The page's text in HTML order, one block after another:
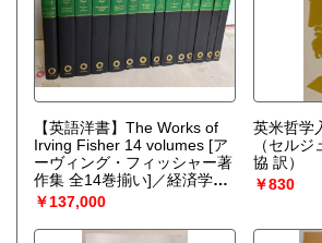
【英語洋書】The Works of
Irving Fisher 14 volumes [ア
ーヴィング・フィッシャー著
作集 全14巻揃い]／経済学
（Irving Fisher, edited by
William J. Barber）
￥137,000
英米哲学
（セル
協 訳）
￥830